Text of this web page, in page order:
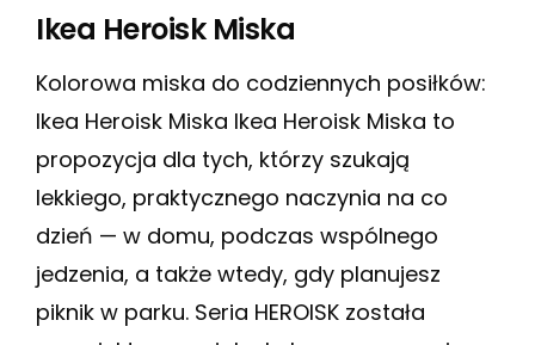
Ikea Heroisk Miska
Kolorowa miska do codziennych posiłków:
Ikea Heroisk Miska Ikea Heroisk Miska to
propozycja dla tych, którzy szukają
lekkiego, praktycznego naczynia na co
dzień — w domu, podczas wspólnego
jedzenia, a także wtedy, gdy planujesz
piknik w parku. Seria HEROISK została